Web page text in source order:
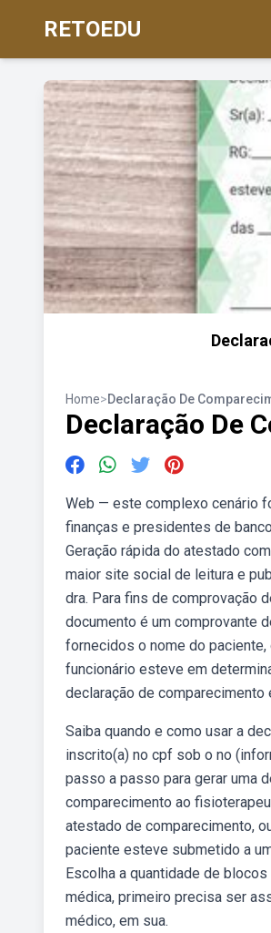
RETOEDU
Home>Declaração De
Declaração De
Web — este complexo cenário
finanças e presidentes de
Geração rápida do atestado
maior site social de leitura e
dra. Para fins de comprovação
documento é um comprovante
fornecidos o nome do
funcionário esteve em
declaração de
Saiba quando e como usar a
inscrito(a) no cpf sob o no
passo a passo para gerar uma
comparecimento ao
atestado de comparecimento,
paciente esteve submetido a
Escolha a quantidade de
médica, primeiro precisa ser
médico, em sua.